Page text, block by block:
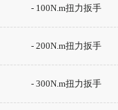
- 100N.m扭力扳手
- 200N.m扭力扳手
- 300N.m扭力扳手